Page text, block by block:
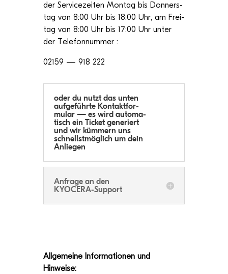
der Ser­vice­zei­ten Mon­tag bis Don­ners­
tag von 8:00 Uhr bis 18:00 Uhr, am Frei­
tag von 8:00 Uhr bis 17:00 Uhr unter
der Telefonnummer :
02159 — 918 222
oder du nutzt das unten
auf­ge­führte Kon­takt­for­
mu­lar — es wird auto­ma­
tisch ein Ticket gene­riert
und wir küm­mern uns
schnellst­mög­lich um dein
Anliegen
Anfrage an den
KYOCERA-Support
All­ge­meine Infor­ma­tio­nen und
Hinweise: